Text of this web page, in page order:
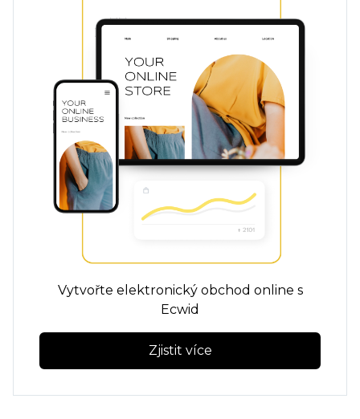
Vytvořte elektronický obchod online s
Ecwid
Zjistit více